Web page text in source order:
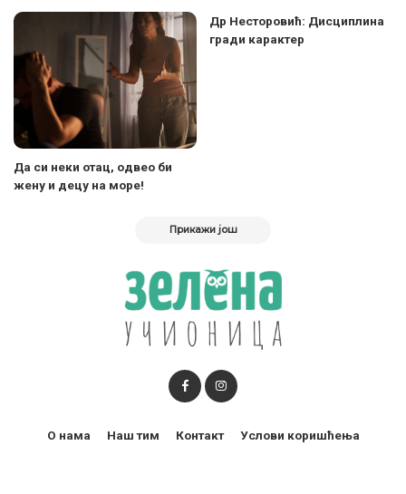
Да си неки отац, одвео би
жену и децу на море!
Др Несторовић: Дисциплина
гради карактер
Прикажи још
О нама Наш тим Контакт Услови коришћења